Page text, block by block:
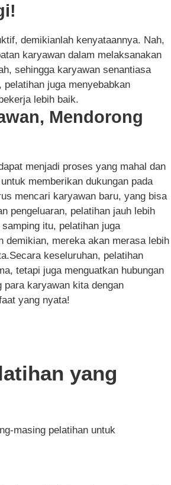
demikianlah kenyataannya. Nah,
karyawan dalam melaksanakan
sehingga karyawan senantiasa
juga menyebabkan
lebih baik.
Mendorong
menjadi proses yang mahal dan
memberikan dukungan pada
mencari karyawan baru, yang bisa
pengeluaran, pelatihan jauh lebih
itu, pelatihan juga
demikian, mereka akan merasa lebih
keseluruhan, pelatihan
tetapi juga menguatkan hubungan
karyawan kita dengan
yang nyata!
yang
masing pelatihan untuk